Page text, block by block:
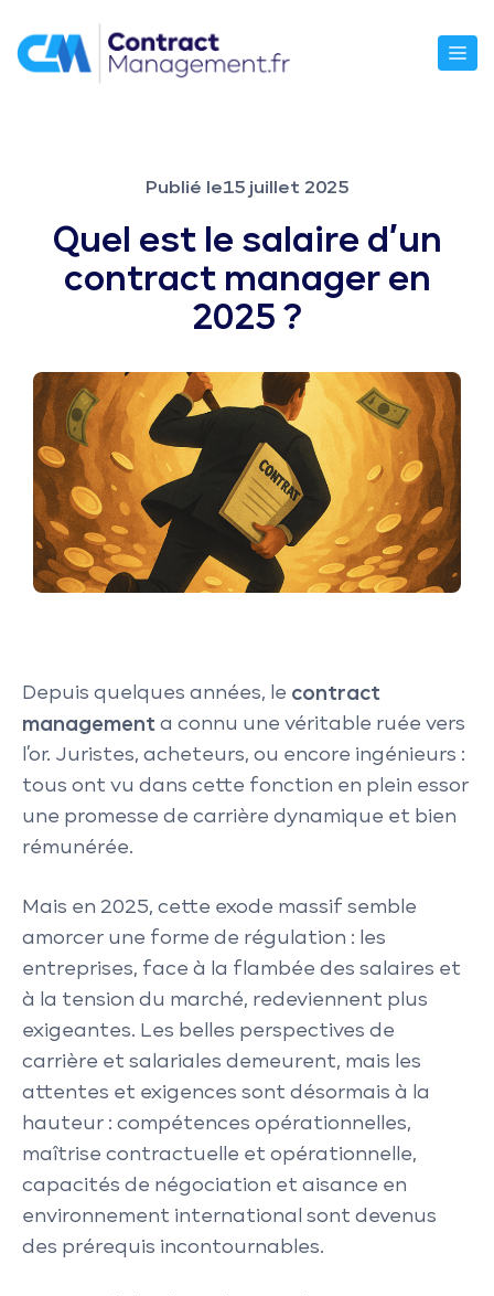
au
contenu
Publié le15 juillet 2025
Quel est le salaire d’un
contract manager en
2025 ?
Depuis quelques années, le contract
management a connu une véritable ruée vers
l’or. Juristes, acheteurs, ou encore ingénieurs :
tous ont vu dans cette fonction en plein essor
une promesse de carrière dynamique et bien
rémunérée.
Mais en 2025, cette exode massif semble
amorcer une forme de régulation : les
entreprises, face à la flambée des salaires et
à la tension du marché, redeviennent plus
exigeantes. Les belles perspectives de
carrière et salariales demeurent, mais les
attentes et exigences sont désormais à la
hauteur : compétences opérationnelles,
maîtrise contractuelle et opérationnelle,
capacités de négociation et aisance en
environnement international sont devenus
des prérequis incontournables.